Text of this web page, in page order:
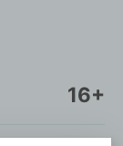
16+